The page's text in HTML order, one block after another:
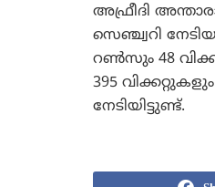
അഫ്രീദി
സെഞ്ച്വറി
റണ്‍സും 48
395
നേടിയിട്ടുണ്ട്.